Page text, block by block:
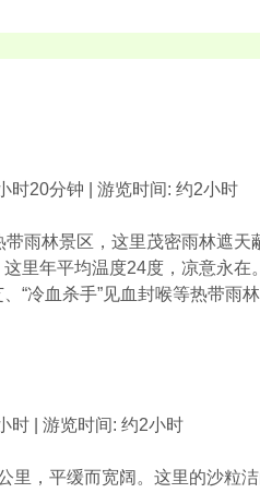
时20分钟 | 游览时间: 约2小时
雨林景区，这里茂密雨林遮
里年平均温度24度，凉意永
“冷血杀手”见血封喉等热带雨
时 | 游览时间: 约2小时
里，平缓而宽阔。这里的沙粒